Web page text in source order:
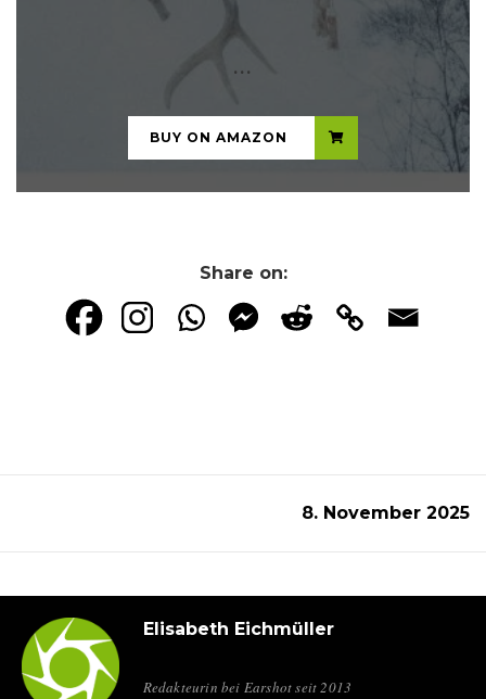
...
BUY ON AMAZON
Share on:
8. November 2025
Elisabeth Eichmüller
Redakteurin bei Earshot seit 2013